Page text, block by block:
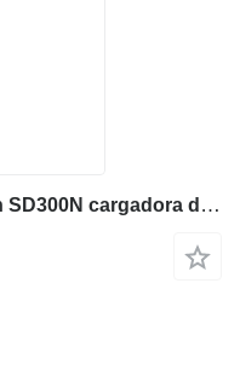
301202-00310 relé para Doosan SD300N cargadora de ruedas